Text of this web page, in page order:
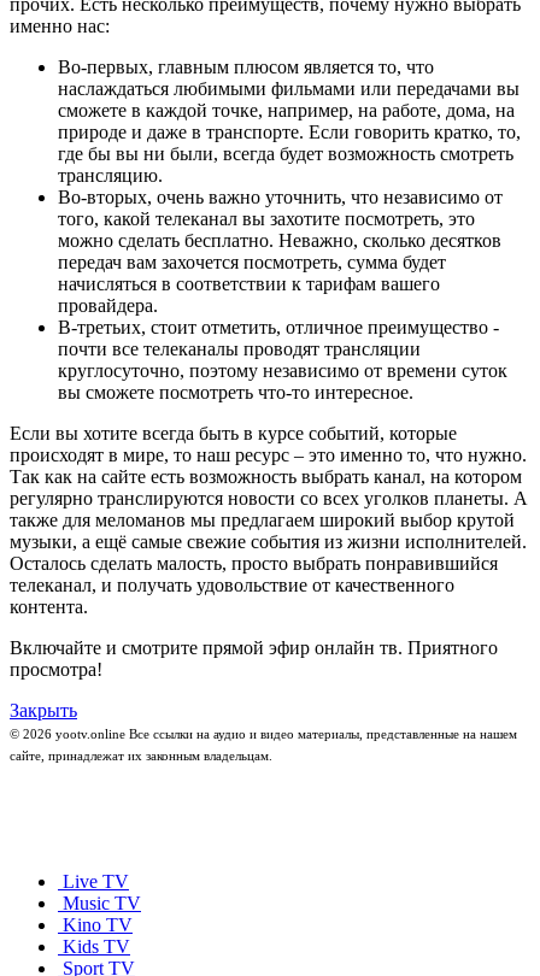
именно нас:
Во-первых, главным плюсом является то, что
наслаждаться любимыми фильмами или передачами вы
сможете в каждой точке, например, на работе, дома, на
природе и даже в транспорте. Если говорить кратко, то,
где бы вы ни были, всегда будет возможность смотреть
трансляцию.
Во-вторых, очень важно уточнить, что независимо от
того, какой телеканал вы захотите посмотреть, это
можно сделать бесплатно. Неважно, сколько десятков
передач вам захочется посмотреть, сумма будет
начисляться в соответствии к тарифам вашего
провайдера.
В-третьих, стоит отметить, отличное преимущество -
почти все телеканалы проводят трансляции
круглосуточно, поэтому независимо от времени суток
вы сможете посмотреть что-то интересное.
Если вы хотите всегда быть в курсе событий, которые
происходят в мире, то наш ресурс – это именно то, что нужно.
Так как на сайте есть возможность выбрать канал, на котором
регулярно транслируются новости со всех уголков планеты. А
также для меломанов мы предлагаем широкий выбор крутой
музыки, а ещё самые свежие события из жизни исполнителей.
Осталось сделать малость, просто выбрать понравившийся
телеканал, и получать удовольствие от качественного
контента.
Включайте и смотрите прямой эфир онлайн тв. Приятного
просмотра!
Закрыть
© 2026 yootv.online Все ссылки на аудио и видео материалы, представленные на нашем
сайте, принадлежат их законным владельцам.
Live TV
Music TV
Kino TV
Kids TV
Sport TV